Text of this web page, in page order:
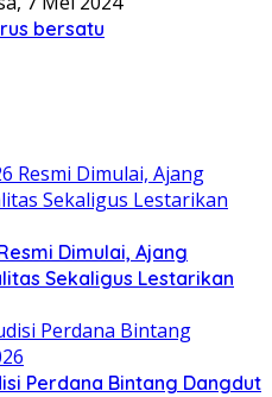
bersatu
Dimulai, Ajang
Sekaligus Lestarikan
Perdana Bintang Dangdut